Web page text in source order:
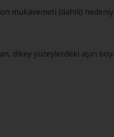
mukavemeti (dahili)
yüzeylerdeki aşırı boya